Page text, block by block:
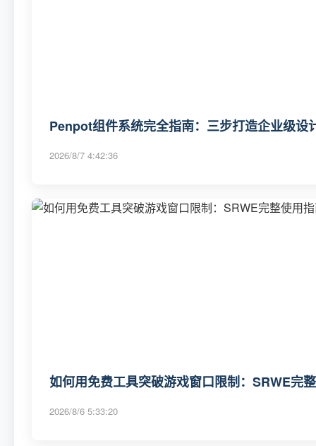
Penpot组件系统完全指南：三步打造企业级设
2026/8/7 4:42:36
如何用免费工具突破游戏窗口限制：SRWE完
2026/8/6 5:33:20